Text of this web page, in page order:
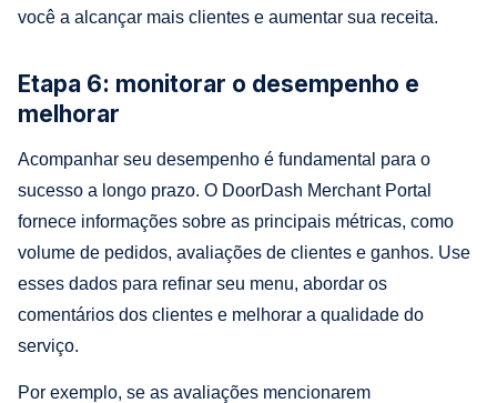
você a alcançar mais clientes e aumentar sua receita.
Etapa 6: monitorar o desempenho e
melhorar
Acompanhar seu desempenho é fundamental para o
sucesso a longo prazo. O DoorDash Merchant Portal
fornece informações sobre as principais métricas, como
volume de pedidos, avaliações de clientes e ganhos. Use
esses dados para refinar seu menu, abordar os
comentários dos clientes e melhorar a qualidade do
serviço.
Por exemplo, se as avaliações mencionarem